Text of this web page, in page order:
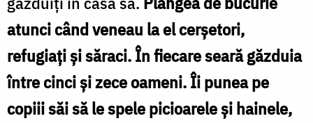
atunci când veneau la el cerşetori,
refugiaţi şi săraci. În fiecare seară găzduia
între cinci şi zece oameni. Îi punea pe
copiii săi să le spele picioarele şi hainele,